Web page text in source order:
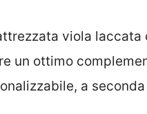
viola laccata
un ottimo
a